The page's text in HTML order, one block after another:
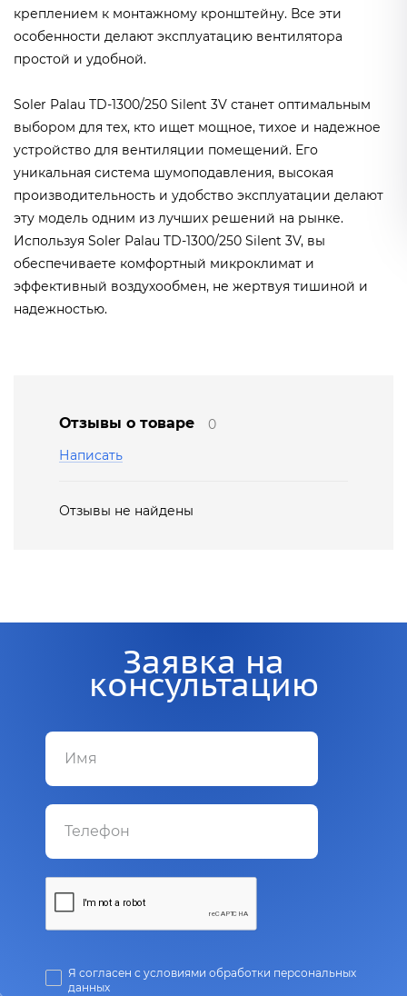
креплением к монтажному кронштейну. Все эти
особенности делают эксплуатацию вентилятора
простой и удобной.
Soler Palau TD-1300/250 Silent 3V станет оптимальным
выбором для тех, кто ищет мощное, тихое и надежное
устройство для вентиляции помещений. Его
уникальная система шумоподавления, высокая
производительность и удобство эксплуатации делают
эту модель одним из лучших решений на рынке.
Используя Soler Palau TD-1300/250 Silent 3V, вы
обеспечиваете комфортный микроклимат и
эффективный воздухообмен, не жертвуя тишиной и
надежностью.
Отзывы о товаре
0
Написать
Отзывы не найдены
Заявка на
консультацию
Я согласен с условиями обработки персональных
данных